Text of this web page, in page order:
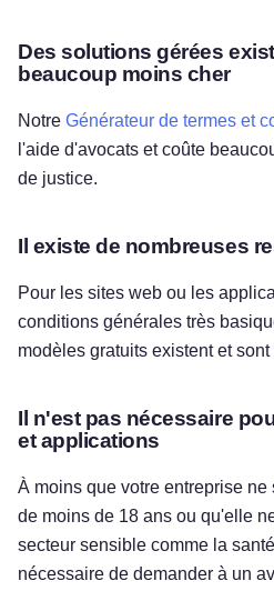
Des solutions gérées
beaucoup moins cher
Notre Générateur de termes et
l'aide d'avocats et coûte
de justice.
Il existe de nombreuses
Pour les sites web ou les
conditions générales très
modèles gratuits existent et
Il n'est pas nécessaire
et applications
À moins que votre entreprise
de moins de 18 ans ou qu'elle
secteur sensible comme la
nécessaire de demander à un